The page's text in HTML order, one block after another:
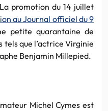
promotion du 14 juillet
au Journal officiel du 9
petite quarantaine de
tels que l’actrice Virginie
Benjamin Millepied.
Michel Cymes est